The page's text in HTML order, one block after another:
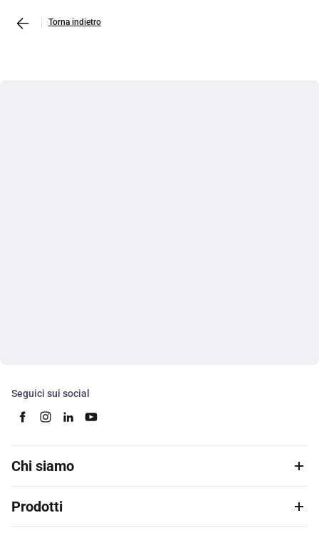
Torna indietro
Seguici sui social
Chi siamo
Prodotti